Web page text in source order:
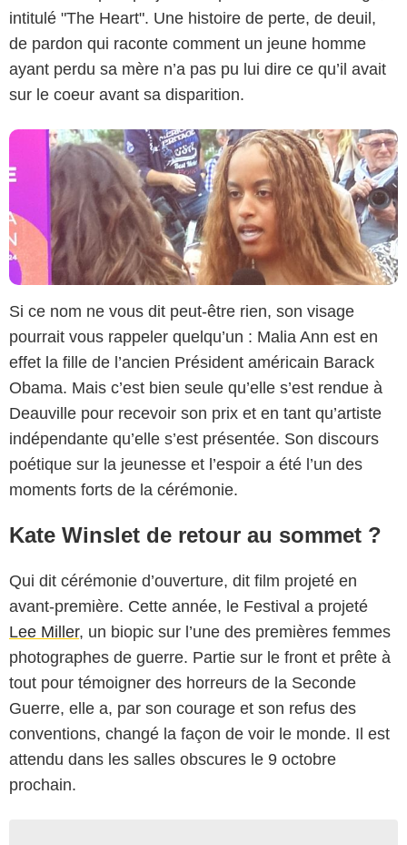
intitulé "The Heart". Une histoire de perte, de deuil,
de pardon qui raconte comment un jeune homme
ayant perdu sa mère n’a pas pu lui dire ce qu’il avait
sur le coeur avant sa disparition.
Si ce nom ne vous dit peut-être rien, son visage
pourrait vous rappeler quelqu’un : Malia Ann est en
effet la fille de l’ancien Président américain Barack
Obama. Mais c’est bien seule qu’elle s’est rendue à
Deauville pour recevoir son prix et en tant qu’artiste
indépendante qu’elle s’est présentée. Son discours
poétique sur la jeunesse et l’espoir a été l’un des
moments forts de la cérémonie.
Kate Winslet de retour au sommet ?
Qui dit cérémonie d’ouverture, dit film projeté en
avant-première. Cette année, le Festival a projeté
Lee Miller, un biopic sur l’une des premières femmes
photographes de guerre. Partie sur le front et prête à
tout pour témoigner des horreurs de la Seconde
Guerre, elle a, par son courage et son refus des
conventions, changé la façon de voir le monde. Il est
attendu dans les salles obscures le 9 octobre
prochain.